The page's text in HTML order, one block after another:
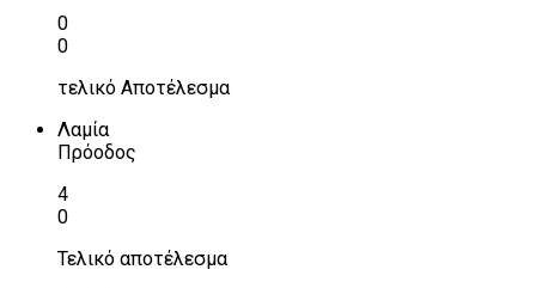
0
0
τελικό Αποτέλεσμα
Λαμία
Πρόοδος
4
0
Τελικό αποτέλεσμα